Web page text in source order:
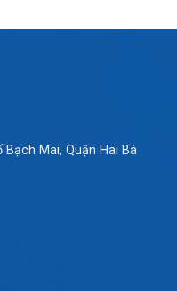
Bạch Mai, Quận Hai Bà